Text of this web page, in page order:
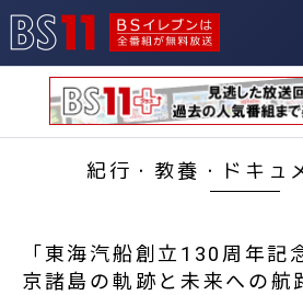
BSイレブンは全番組
が無料放送
紀行・教養・ドキュ
「東海汽船創立130周年記
京諸島の軌跡と未来への航